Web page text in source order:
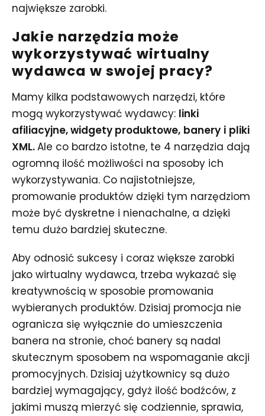
największe zarobki.
Jakie narzędzia może
wykorzystywać wirtualny
wydawca w swojej pracy?
Mamy kilka podstawowych narzędzi, które
mogą wykorzystywać wydawcy: linki
afiliacyjne, widgety produktowe, banery i pliki
XML.Ale co bardzo istotne, te 4 narzędzia dają
ogromną ilość możliwości na sposoby ich
wykorzystywania. Co najistotniejsze,
promowanie produktów dzięki tym narzędziom
może być dyskretne i nienachalne, a dzięki
temu dużo bardziej skuteczne.
Aby odnosić sukcesy i coraz większe zarobki
jako wirtualny wydawca, trzeba wykazać się
kreatywnością w sposobie promowania
wybieranych produktów. Dzisiaj promocja nie
ogranicza się wyłącznie do umieszczenia
banera na stronie, choć banery są nadal
skutecznym sposobem na wspomaganie akcji
promocyjnych. Dzisiaj użytkownicy są dużo
bardziej wymagający, gdyż ilość bodźców, z
jakimi muszą mierzyć się codziennie, sprawia,